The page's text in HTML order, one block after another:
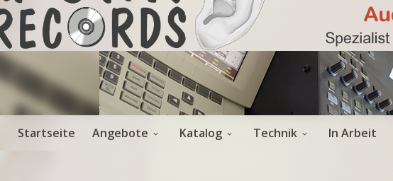
Startseite Angebote Katalog Technik In Arbeit